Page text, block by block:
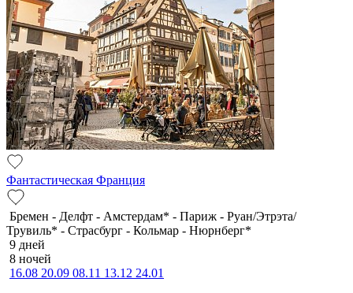
Фантастическая Франция
Бремен - Делфт - Амстердам* - Париж - Руан/Этрэта/
Трувиль* - Страсбург - Кольмар - Нюрнберг*
9 дней
8 ночей
16.08 20.09 08.11 13.12 24.01